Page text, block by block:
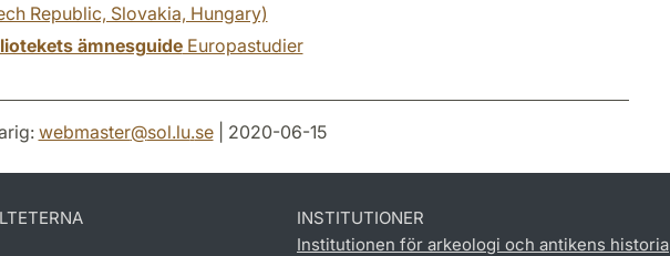
Republic, Slovakia, Hungary)
ämnesguideEuropastudier
webmaster@sol.lu.se| 2020-06-15
INSTITUTIONER
Institutionen för arkeologi och antikens historia